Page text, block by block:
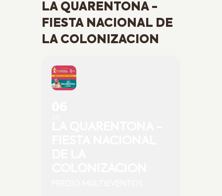
LA QUARENTONA -
FIESTA NACIONAL DE
LA COLONIZACION